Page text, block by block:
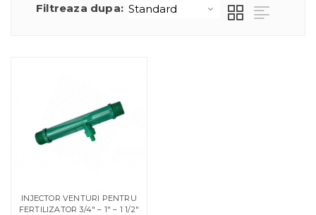
Filtreaza dupa:
INJECTOR VENTURI PENTRU
FERTILIZATOR 3/4″ – 1″ – 1 1/2″